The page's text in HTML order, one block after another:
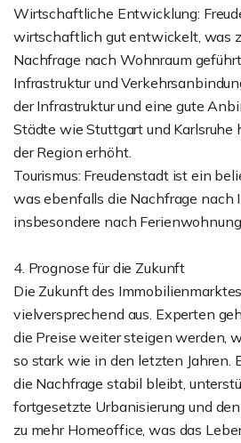
Wirtschaftliche Entwicklung:
wirtschaftlich gut entwickelt, was
Nachfrage nach Wohnraum
Infrastruktur und
der Infrastruktur und eine gute
Städte wie Stuttgart und
der Region erhöht.
Tourismus: Freudenstadt ist ein
was ebenfalls die Nachfrage nach
insbesondere nach
4. Prognose für die Zukunft
Die Zukunft des
vielversprechend aus. Experten
die Preise weiter steigen werden,
so stark wie in den letzten Jahren.
die Nachfrage stabil bleibt,
fortgesetzte Urbanisierung und
zu mehr Homeoffice, was das